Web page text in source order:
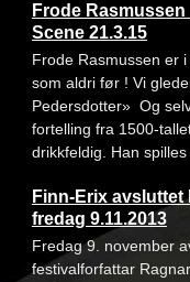
Frode
Scene 21.3.15
Frode Rasmussen er
som aldri før ! Vi
Pedersdotter» Og
fortelling fra 1500-
drikkfeldig. Han
Finn-Erix avsluttet
fredag 9.11.2013
Fredag 9. november
festivalforfattar